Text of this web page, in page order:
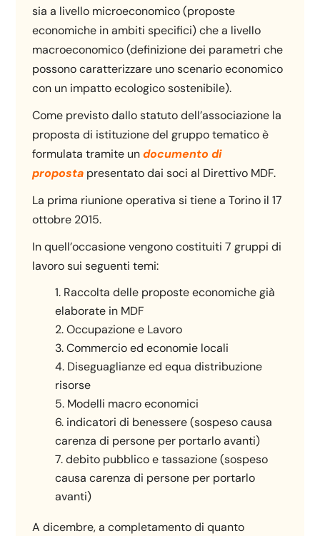
sia a livello microeconomico (proposte
economiche in ambiti specifici) che a livello
macroeconomico (definizione dei parametri che
possono caratterizzare uno scenario economico
con un impatto ecologico sostenibile).
Come previsto dallo statuto dell’associazione la
proposta di istituzione del gruppo tematico è
formulata tramite undocumento di
proposta presentato dai soci al Direttivo MDF.
La prima riunione operativa si tiene a Torino il 17
ottobre 2015.
In quell’occasione vengono costituiti 7 gruppi di
lavoro sui seguenti temi:
Raccolta delle proposte economiche già
elaborate in MDF
Occupazione e Lavoro
Commercio ed economie locali
Diseguaglianze ed equa distribuzione
risorse
Modelli macro economici
indicatori di benessere (sospeso causa
carenza di persone per portarlo avanti)
debito pubblico e tassazione (sospeso
causa carenza di persone per portarlo
avanti)
A dicembre, a completamento di quanto